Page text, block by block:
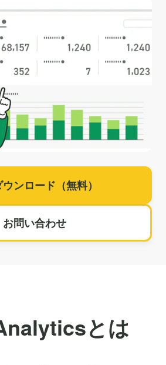
ンロード（無料）
お問い合わせ
とは